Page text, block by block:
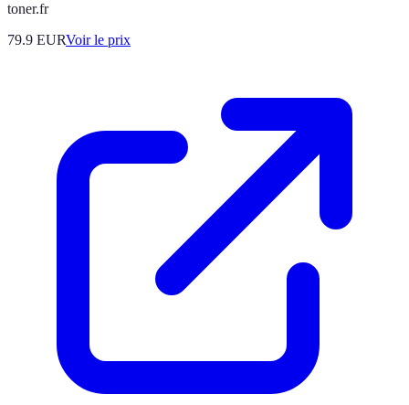
toner.fr
79.9 EURVoir le prix